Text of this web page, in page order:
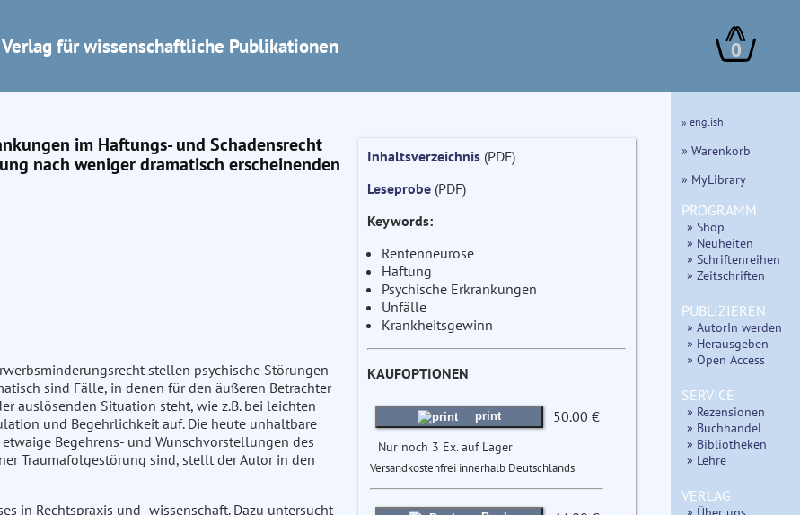
für wissenschaftliche Publikationen 0
im Haftungs- und Schadensrecht
nach weniger dramatisch erscheinenden
stellen psychische Störungen
sind Fälle, in denen für den äußeren Betrachter
auslösenden Situation steht, wie z.B. bei leichten
und Begehrlichkeit auf. Die heute unhaltbare
Begehrens- und Wunschvorstellungen des
Traumafolgestörung sind, stellt der Autor in den
in Rechtspraxis und -wissenschaft. Dazu untersucht
Inhaltsverzeichnis(PDF)
Leseprobe(PDF)
Keywords:
Rentenneurose
Haftung
Psychische Erkrankungen
Unfälle
Krankheitsgewinn
KAUFOPTIONEN
print 50.00 €
Nur noch 3 Ex. auf Lager
Versandkostenfrei innerhalb Deutschlands
» english
» Warenkorb
» MyLibrary
PROGRAMM
» Shop
» Neuheiten
» Schriftenreihen
» Zeitschriften
PUBLIZIEREN
» AutorIn werden
» Herausgeben
» Open Access
SERVICE
» Rezensionen
» Buchhandel
» Bibliotheken
» Lehre
VERLAG
» Über uns